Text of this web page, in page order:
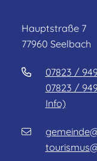
Hauptstraße 7
77960 Seelbach
07823 /
07823 /
Info)